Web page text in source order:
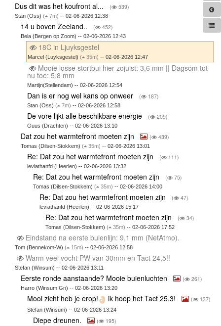
Dus dit was het koufront al... ( 539)
Stan (Oss) ( 7m) -- 02-06-2026 12:38
14 u boven Zeeland.. ( 452)
Bela (Bergen op Zoom) -- 02-06-2026 12:43
18C in Ljuyksgestel
Marcel (Luyksgestel) ( 35m) -- 02-06-2026 12:47
Mooie losse stortbui hier zojuist: 3,6 mm || Dagsom tot
nu toe: 5,8 mm
Martijn(Stellendam) -- 02-06-2026 12:54
Dan is er nog wel kans op onweer ( 187)
Stan (Oss) ( 7m) -- 02-06-2026 12:58
De vore lijkt alle beschikbare energie ( 209)
Guus (Drachten) -- 02-06-2026 13:10
Dat zou het warmtefront moeten zijn ( 439)
Tomas (Dilsen-Stokkem)( 35m) -- 02-06-2026 13:01
Re: Dat zou het warmtefront moeten zijn ( 111)
leviathanfd (Heerlen) -- 02-06-2026 13:32
Re: Dat zou het warmtefront moeten zijn ( 75)
Tomas (Dilsen-Stokkem)( 35m) -- 02-06-2026 14:00
Re: Dat zou het warmtefront moeten zijn ( 47)
leviathanfd (Heerlen) -- 02-06-2026 15:17
Re: Dat zou het warmtefront moeten zijn ( 34)
Tomas (Dilsen-Stokkem)( 35m) -- 02-06-2026 17:52
Eindstand na eerste buienlijn: 9,1 mm (NetAtmo).
Tom (Bennekom-W) ( 15m) -- 02-06-2026 12:58
Warm veel vocht PW van 30mm en Tact 24,5!!
Stefan (Winsum) -- 02-06-2026 13:11
Eerste ronde aanstaande? Mooie buienluchten ( 261)
Harro (Winsum Gn) -- 02-06-2026 13:20
Mooi zicht heb je erop! ik hoop het Tact 25,3! ( 137)
Stefan (Winsum) -- 02-06-2026 13:24
Diepe dreunen. ( 195)